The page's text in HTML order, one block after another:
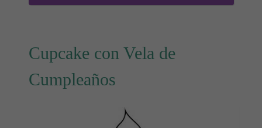
Cupcake con Vela de
Cumpleaños